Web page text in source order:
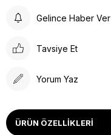
Gelince Haber Ver
Tavsiye Et
Yorum Yaz
ÜRÜN ÖZELLIKLERI